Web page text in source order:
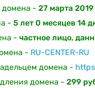
домена - 27 марта 2019
- 5 лет 0 месяцев 14
- частное лицо,
- RU-CENTER-RU
домена -
домена - 299